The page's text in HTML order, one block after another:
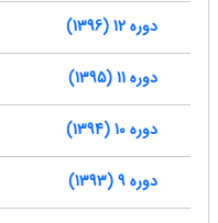
دوره 12 (1396)
دوره 11 (1395)
دوره 10 (1394)
دوره 9 (1393)